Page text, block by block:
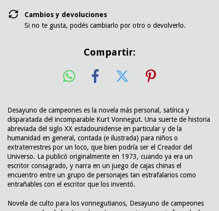
Cambios y devoluciones
Si no te gusta, podés cambiarlo por otro o devolverlo.
Compartir:
Desayuno de campeones es la novela más personal, satírica y
disparatada del incomparable Kurt Vonnegut. Una suerte de historia
abreviada del siglo XX estadounidense en particular y de la
humanidad en general, contada (e ilustrada) para niños o
extraterrestres por un loco, que bien podría ser el Creador del
Universo. La publicó originalmente en 1973, cuando ya era un
escritor consagrado, y narra en un juego de cajas chinas el
encuentro entre un grupo de personajes tan estrafalarios como
entrañables con el escritor que los inventó.
Novela de culto para los vonnegutianos, Desayuno de campeones